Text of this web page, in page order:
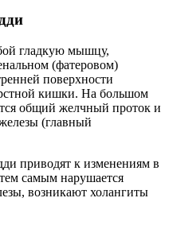
гладкую мышцу,
(фатеровом)
поверхности
кишки. На большом
общий желчный проток и
(главный
приводят к изменениям в
самым нарушается
возникают холангиты